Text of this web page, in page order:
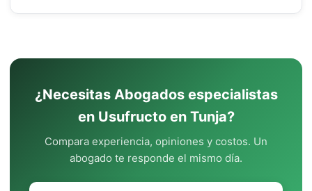
¿Necesitas Abogados especialistas
en Usufructo en Tunja?
Compara experiencia, opiniones y costos. Un
abogado te responde el mismo día.